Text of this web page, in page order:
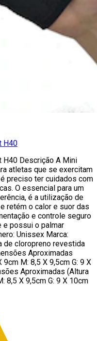
H40
H40 Descrição A Mini
atletas que se exercitam
preciso ter cuidados com
O essencial para um
é a utilização de
retém o calor e suor das
e controle seguro
e possui o palmar
Unissex Marca:
de cloropreno revestida
Aproximadas
9cm M: 8,5 X 9,5cm G: 9 X
Aproximadas (Altura
8,5 X 9,5cm G: 9 X 10cm